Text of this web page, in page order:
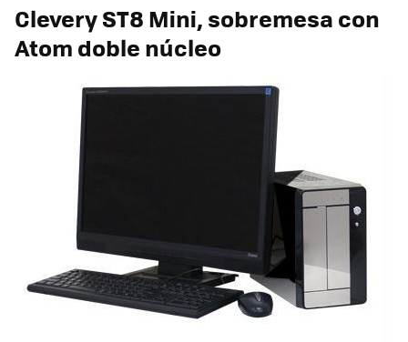
Clevery ST8 Mini, sobremesa con
Atom doble núcleo